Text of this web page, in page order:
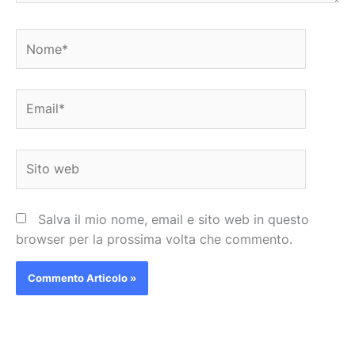
web
Salva il mio nome, email e sito web in questo
browser per la prossima volta che commento.